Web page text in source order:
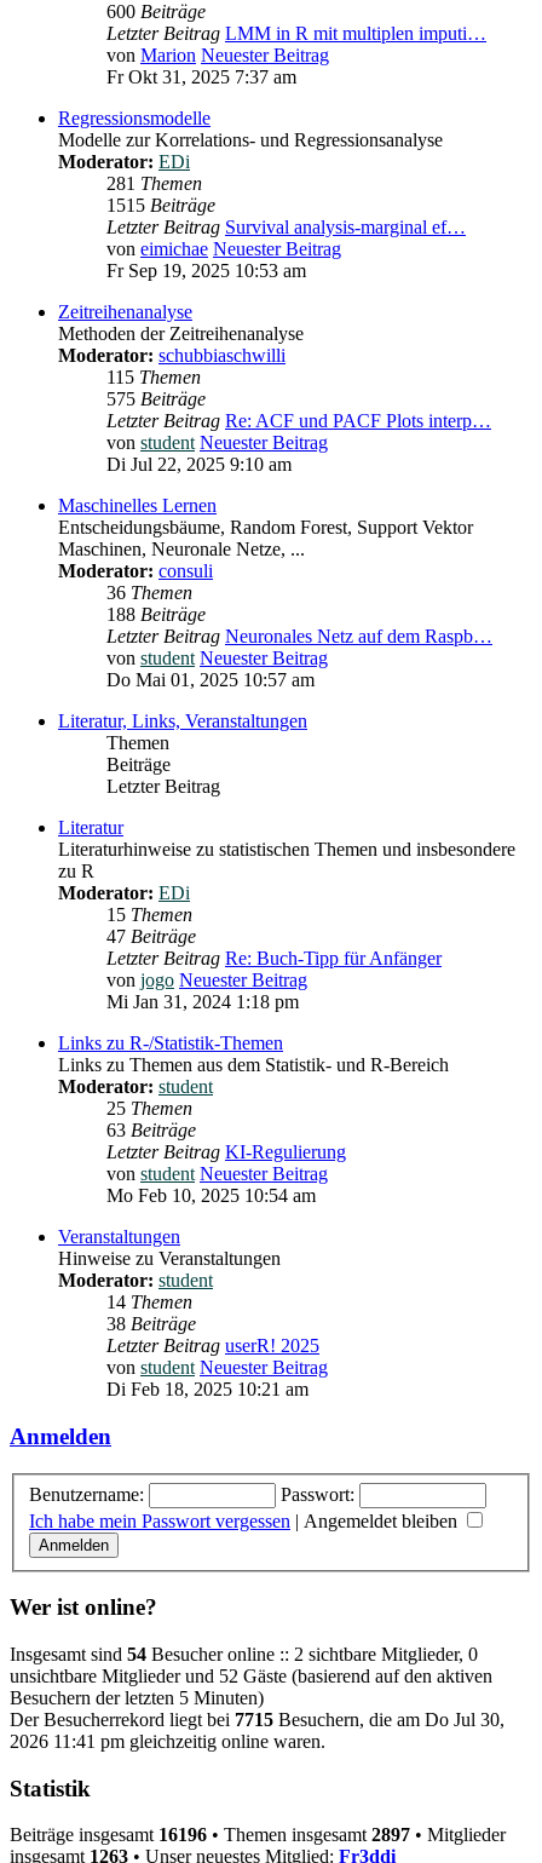
600 Beiträge
Letzter Beitrag LMM in R mit multiplen imputi…
von Marion Neuester Beitrag
Fr Okt 31, 2025 7:37 am
Regressionsmodelle
Modelle zur Korrelations- und Regressionsanalyse
Moderator: EDi
281 Themen
1515 Beiträge
Letzter Beitrag Survival analysis-marginal ef…
von eimichae Neuester Beitrag
Fr Sep 19, 2025 10:53 am
Zeitreihenanalyse
Methoden der Zeitreihenanalyse
Moderator: schubbiaschwilli
115 Themen
575 Beiträge
Letzter Beitrag Re: ACF und PACF Plots interp…
von student Neuester Beitrag
Di Jul 22, 2025 9:10 am
Maschinelles Lernen
Entscheidungsbäume, Random Forest, Support Vektor
Maschinen, Neuronale Netze, ...
Moderator: consuli
36 Themen
188 Beiträge
Letzter Beitrag Neuronales Netz auf dem Raspb…
von student Neuester Beitrag
Do Mai 01, 2025 10:57 am
Literatur, Links, Veranstaltungen
Themen
Beiträge
Letzter Beitrag
Literatur
Literaturhinweise zu statistischen Themen und insbesondere
zu R
Moderator: EDi
15 Themen
47 Beiträge
Letzter Beitrag Re: Buch-Tipp für Anfänger
von jogo Neuester Beitrag
Mi Jan 31, 2024 1:18 pm
Links zu R-/Statistik-Themen
Links zu Themen aus dem Statistik- und R-Bereich
Moderator: student
25 Themen
63 Beiträge
Letzter Beitrag KI-Regulierung
von student Neuester Beitrag
Mo Feb 10, 2025 10:54 am
Veranstaltungen
Hinweise zu Veranstaltungen
Moderator: student
14 Themen
38 Beiträge
Letzter Beitrag userR! 2025
von student Neuester Beitrag
Di Feb 18, 2025 10:21 am
Anmelden
Benutzername:
Passwort:
Ich habe mein Passwort vergessen | Angemeldet bleiben
Wer ist online?
Insgesamt sind 54 Besucher online :: 2 sichtbare Mitglieder, 0
unsichtbare Mitglieder und 52 Gäste (basierend auf den aktiven
Besuchern der letzten 5 Minuten)
Der Besucherrekord liegt bei 7715 Besuchern, die am Do Jul 30,
2026 11:41 pm gleichzeitig online waren.
Statistik
Beiträge insgesamt 16196 • Themen insgesamt 2897 • Mitglieder
insgesamt 1263 • Unser neuestes Mitglied: Fr3ddi